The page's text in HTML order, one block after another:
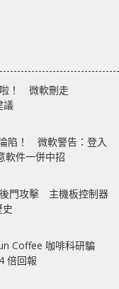
！ 微軟刪走
議
陷！ 微軟警告：登入
軟件一併中招
門攻擊 主機板控制器
Coffee 咖啡科研騙
倍回報